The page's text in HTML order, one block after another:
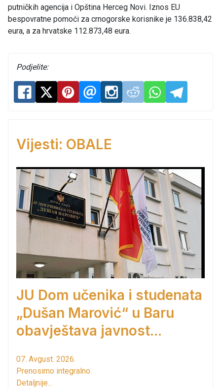
putničkih agencija i Opština Herceg Novi. Iznos EU
bespovratne pomoći za crnogorske korisnike je 136.838,42
eura, a za hrvatske 112.873,48 eura.
Podjelite:
Vijesti: OBALE
JU Dom učenika i studenata
„Dušan Marović“ u Baru
obavještava javnost...
07. Avgust. 2026.
Prenosimo integralno.
Detaljnije...